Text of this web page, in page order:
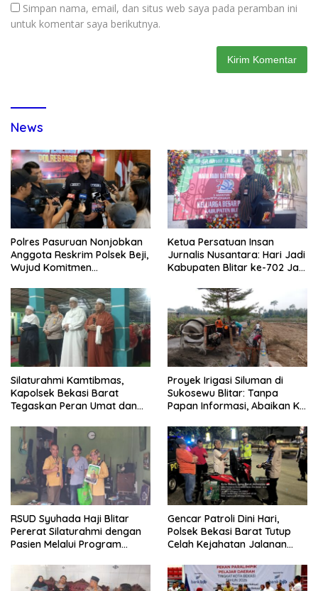
Simpan nama, email, dan situs web saya pada peramban ini
untuk komentar saya berikutnya.
News
Polres Pasuruan Nonjobkan
Anggota Reskrim Polsek Beji,
Wujud Komitmen
Dugaan Penganiayaan
Ketua Persatuan Insan
Jurnalis Nusantara: Hari Jadi
Kabupaten Blitar ke-702 Jadi
Pembangunan
Silaturahmi Kamtibmas,
Kapolsek Bekasi Barat
Tegaskan Peran Umat dan
Kondusivitas Wilayah
Proyek Irigasi Siluman di
Sukosewu Blitar: Tanpa
Papan Informasi, Abaikan K3,
Tanggung Jawab
RSUD Syuhada Haji Blitar
Pererat Silaturahmi dengan
Pasien Melalui Program
Gencar Patroli Dini Hari,
Polsek Bekasi Barat Tutup
Celah Kejahatan Jalanan